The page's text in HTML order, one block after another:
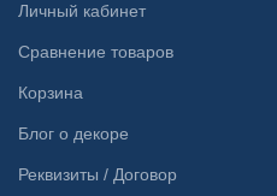
Личный кабинет
Сравнение товаров
Корзина
Блог о декоре
Реквизиты / Договор